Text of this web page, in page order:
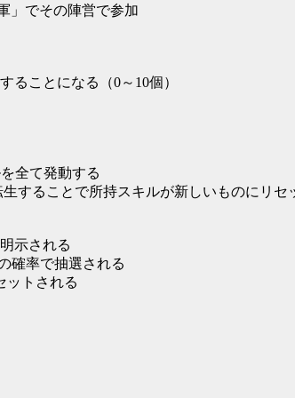
」でその陣営で参加
ることになる（0～10個）
全て発動する
することで所持スキルが新しいものにリセ
示される
確率で抽選される
ットされる